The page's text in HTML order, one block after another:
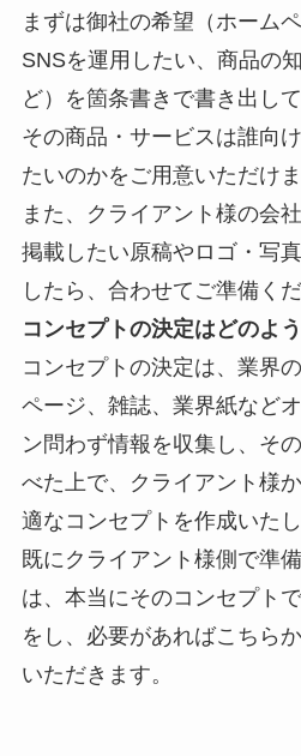
まずは御社の希望（ホーム
SNSを運用したい、商品の
ど）を箇条書きで書き出し
その商品・サービスは誰向
たいのかをご用意いただけ
また、クライアント様の会
掲載したい原稿やロゴ・写
したら、合わせてご準備くだ
コンセプトの決定はどのよ
コンセプトの決定は、業界の
ページ、雑誌、業界紙など
ン問わず情報を収集し、そ
べた上で、クライアント様
適なコンセプトを作成いたし
既にクライアント様側で準
は、本当にそのコンセプト
をし、必要があればこちら
いただきます。